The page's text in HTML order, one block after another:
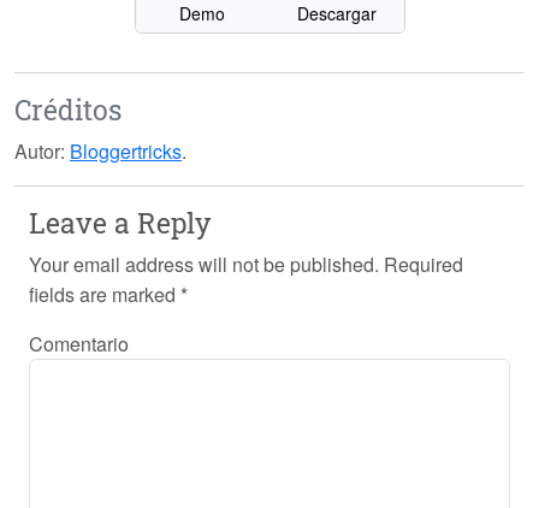
Demo Descargar
Créditos
Autor: Bloggertricks.
Leave a Reply
Your email address will not be published. Required
fields are marked *
Comentario